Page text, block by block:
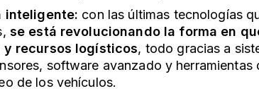
inteligente: con las últimas tecnologías
se está revolucionando la forma en
y recursos logísticos, todo gracias a
software avanzado y
de los vehículos.